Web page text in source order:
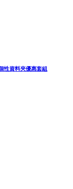
性資料夾優惠套組